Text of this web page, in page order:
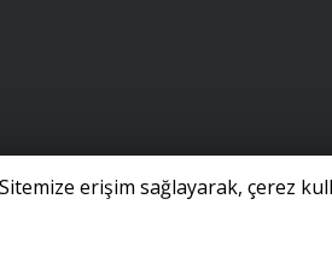
erişim sağlayarak, çerez